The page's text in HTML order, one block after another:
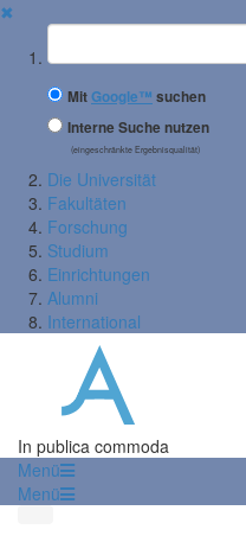
✖
Suchbegriff
MitGoogle™ suchen
Interne Suche nutzen
(eingeschränkte Ergebnisqualität)
Die Universität
Fakultäten
Forschung
Studium
Einrichtungen
Alumni
International
In publica commoda
Menü
Menü